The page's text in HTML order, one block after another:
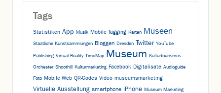
Tags
Statistiken App Musik Mobile Tagging Karten Museen
Staatliche Kunstsammlungen Bloggen Dresden Twitter YouTube
Publishing Virtual Reality TimeMap Museum Kulturtourismus
Orchester Shoothill Kulturmarketing Facebook Digitalisate Audioguide
Foto Mobile Web QR-Codes Video museumsmarketing
Virtuelle Ausstellung smartphone iPhone Museum Marketing